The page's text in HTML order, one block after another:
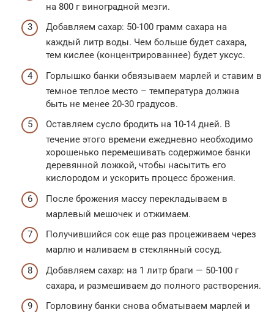
на 800 г виноградной мезги.
Добавляем сахар: 50-100 грамм сахара на
каждый литр воды. Чем больше будет сахара,
тем кислее (концентрированнее) будет уксус.
Горлышко банки обвязываем марлей и ставим в
темное теплое место – температура должна
быть не менее 20-30 градусов.
Оставляем сусло бродить на 10-14 дней. В
течение этого времени ежедневно необходимо
хорошенько перемешивать содержимое банки
деревянной ложкой, чтобы насытить его
кислородом и ускорить процесс брожения.
После брожения массу перекладываем в
марлевый мешочек и отжимаем.
Получившийся сок еще раз процеживаем через
марлю и наливаем в стеклянный сосуд.
Добавляем сахар: на 1 литр браги — 50-100 г
сахара, и размешиваем до полного растворения.
Горловину банки снова обматываем марлей и